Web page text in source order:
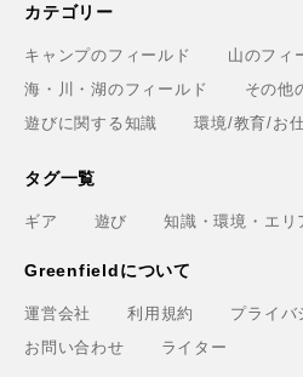
カテゴリー
キャンプのフィールド
山のフィ
海・川・湖のフィールド
その他
遊びに関する知識
環境/教育/お
タグ一覧
ギア 遊び 知識・環境・エリ
Greenfieldについて
運営会社 利用規約
プライバ
お問い合わせ
ライター